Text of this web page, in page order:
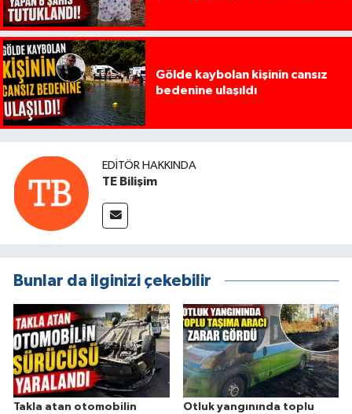
Gölde kaybolan kişinin cansız
bedenine ulaşıldı
EDITÖR HAKKINDA
TE Bilişim
Bunlar da ilginizi çekebilir
Takla atan otomobilin
Otluk yangınında toplu